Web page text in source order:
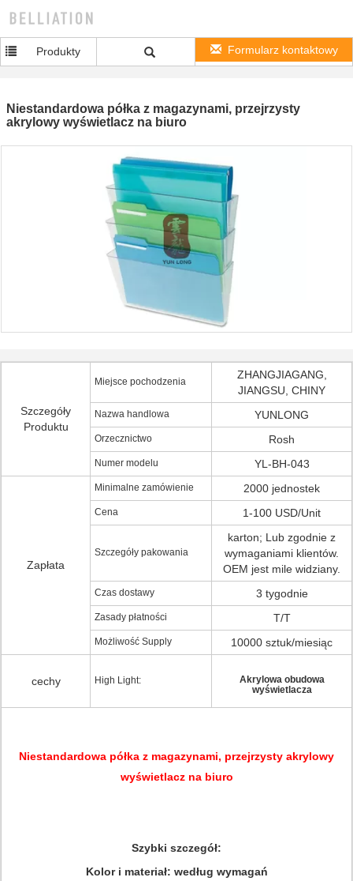
Produkty Formularz kontaktowy
Niestandardowa półka z magazynami, przejrzysty
akrylowy wyświetlacz na biuro
Szczegóły
Produktu
Miejsce pochodzenia
ZHANGJIAGANG,
JIANGSU, CHINY
Nazwa handlowa YUNLONG
Orzecznictwo Rosh
Numer modelu YL-BH-043
Zapłata
Minimalne zamówienie 2000 jednostek
Cena 1-100 USD/Unit
Szczegóły pakowania
karton; Lub zgodnie z
wymaganiami klientów.
OEM jest mile widziany.
Czas dostawy 3 tygodnie
Zasady płatności T/T
Możliwość Supply 10000 sztuk/miesiąc
cechy High Light:
Akrylowa obudowa
wyświetlacza
Niestandardowa półka z magazynami, przejrzysty akrylowy
wyświetlacz na biuro
Szybki szczegół:
Kolor i materiał: według wymagań